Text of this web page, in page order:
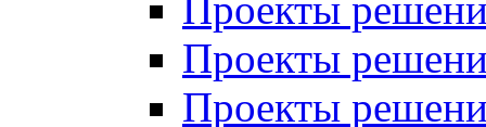
Проекты
Проекты